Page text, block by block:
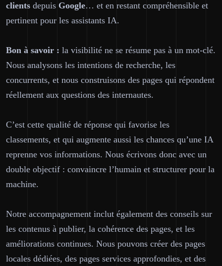
clients depuis Google… et en restant compréhensible et
pertinent pour les assistants IA.
Bon à savoir : la visibilité ne se résume pas à un mot-clé.
Nous analysons les intentions de recherche, les
concurrents, et nous construisons des pages qui répondent
réellement aux questions des internautes.
C’est cette qualité de réponse qui favorise les
classements, et qui augmente aussi les chances qu’une IA
reprenne vos informations. Nous écrivons donc avec un
double objectif : convaincre l’humain et structurer pour la
machine.
Notre accompagnement inclut également des conseils sur
les contenus à publier, la cohérence des pages, et les
améliorations continues. Nous pouvons créer des pages
locales dédiées, des pages services approfondies, et des